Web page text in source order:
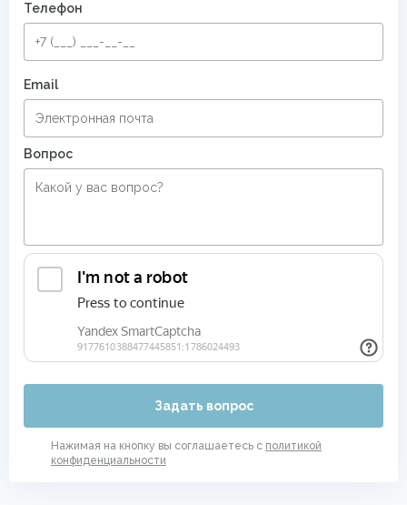
Телефон
Email
Вопрос
Задать вопрос
Нажимая на кнопку вы соглашаетесь с политикой
конфиденциальности